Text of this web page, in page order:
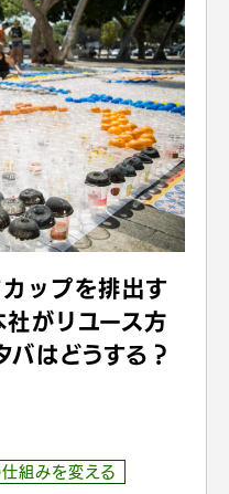
ップを排出す
社がリユース方
はどうする？
組みを変える